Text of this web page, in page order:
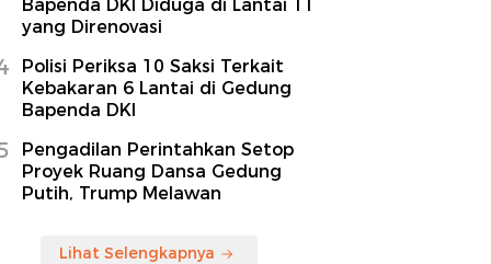
Bapenda DKI Diduga di Lantai 11
yang Direnovasi
Polisi Periksa 10 Saksi Terkait
Kebakaran 6 Lantai di Gedung
Bapenda DKI
Pengadilan Perintahkan Setop
Proyek Ruang Dansa Gedung
Putih, Trump Melawan
Lihat Selengkapnya